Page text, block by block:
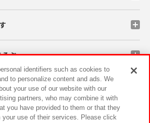
そぶ
ペーン
identifiers such as cookies to
to personalize content and ads. We
your use of our website with our
partners, who may combine it with
you have provided to them or that they
your use of their services. Please click